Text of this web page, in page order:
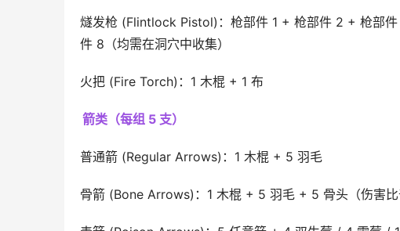
燧发枪 (Flintlock Pistol)：枪部件 1 + 枪部件 2 + 枪部
件 8（均需在洞穴中收集）
火把 (Fire Torch)：1 木棍 + 1 布
箭类（每组 5 支）
普通箭 (Regular Arrows)：1 木棍 + 5 羽毛
骨箭 (Bone Arrows)：1 木棍 + 5 羽毛 + 5 骨头（伤害比